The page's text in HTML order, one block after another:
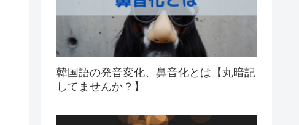
韓国語の発音変化、鼻音化とは【丸暗記
してませんか？】